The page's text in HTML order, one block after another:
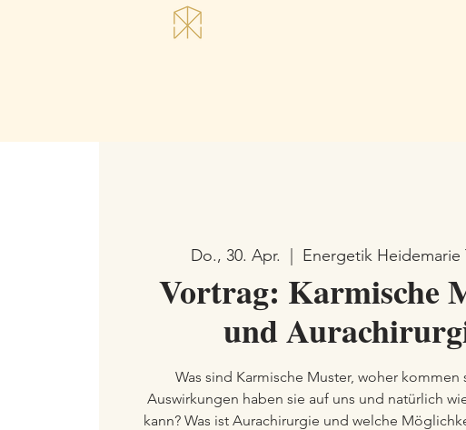
Do., 30. Apr. Energetik Heidemarie
Vortrag: Karmische
und
Was sind Karmische Muster, woher kommen
Auswirkungen haben sie auf uns und natürlich
kann? Was ist Aurachirurgie und welche